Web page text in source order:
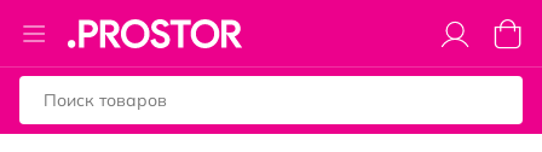
Toggle
Nav
Моя